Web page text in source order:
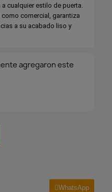
cualquier estilo de puerta.
comercial, garantiza
a su acabado liso y
agregaron este
WhatsApp